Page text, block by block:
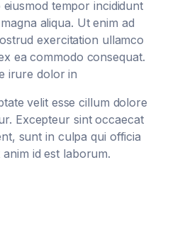
eiusmod tempor incididunt
aliqua. Ut enim ad
exercitation ullamco
ea commodo consequat.
irure dolor in
velit esse cillum dolore
Excepteur sint occaecat
sunt in culpa qui officia
id est laborum.